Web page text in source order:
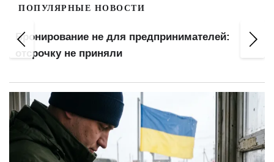
ПОПУЛЯРНЫЕ НОВОСТИ
Бронирование пересмотрят: кто потеряет
отсрочку